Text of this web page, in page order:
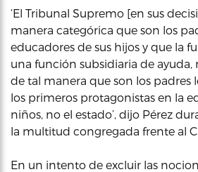
‘El Tribunal Supremo [en sus
manera categórica que son los
educadores de sus hijos y que la
una función subsidiaria de ayuda,
de tal manera que son los padres
los primeros protagonistas en la
niños, no el estado’, dijo Pérez
la multitud congregada frente al
En un intento de excluir las